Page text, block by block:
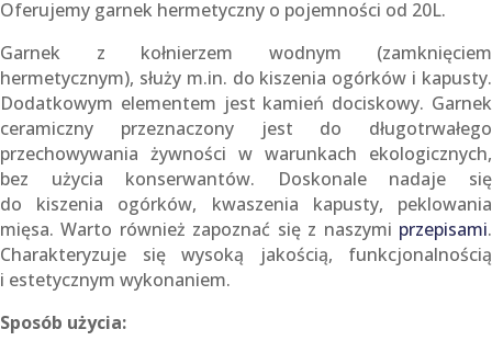
Oferujemy garnek hermetyczny o pojemności od 20L.
Garnek z kołnierzem wodnym (zamknięciem
hermetycznym), służy m.in. do kiszenia ogórków i kapusty.
Dodatkowym elementem jest kamień dociskowy. Garnek
ceramiczny przeznaczony jest do długotrwałego
przechowywania żywności w warunkach ekologicznych,
bez użycia konserwantów. Doskonale nadaje się
do kiszenia ogórków, kwaszenia kapusty, peklowania
mięsa. Warto również zapoznać się z naszymi przepisami.
Charakteryzuje się wysoką jakością, funkcjonalnością
i estetycznym wykonaniem.
Sposób użycia: